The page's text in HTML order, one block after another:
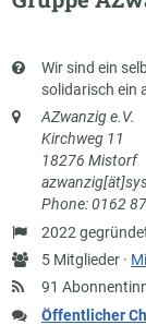
Kurzbeschreibung
Wir sind ein
solidarisch ein
Anschrift
AZwanzig e.V.
Kirchweg 11
18276 Mistorf
Phone: 0162
Gründung
2022
Anzahl
Mitglieder
5 Mitglieder ·
91
Öffentlicher